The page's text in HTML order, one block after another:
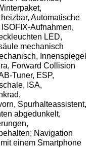
Automatische
Aufnahmen,
LED,
mechanisch
Innenspiegel
Forward Collision
Tuner, ESP,
ISA,
Spurhalteassistent,
abgedunkelt,
Navigation
einem Smartphone